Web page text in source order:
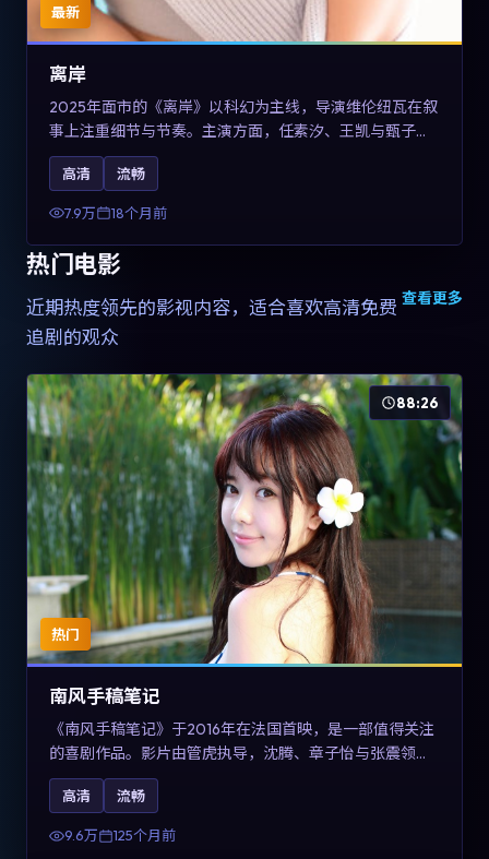
最新
离岸
2025年面市的《离岸》以科幻为主线，导演维伦纽瓦在叙
事上注重细节与节奏。主演方面，任素汐、王凯与甄子丹
的表演为角色增添层次。故事把东方美学与类型节奏做本
土化融合，可作为德国影视爱好者的高清观影选择。
高清 流畅
7.9万 18个月前
热门电影
近期热度领先的影视内容，适合喜欢高清免费
追剧的观众
查看更多
热门
88:26
南风手稿笔记
《南风手稿笔记》于2016年在法国首映，是一部值得关注
的喜剧作品。影片由管虎执导，沈腾、章子怡与张震领衔
出演。剧情通过回忆与现实交错呈现记忆的可塑性，整体
完成度高，适合希望了解法国喜剧类型创作的观众在线观
高清 流畅
9.6万 125个月前